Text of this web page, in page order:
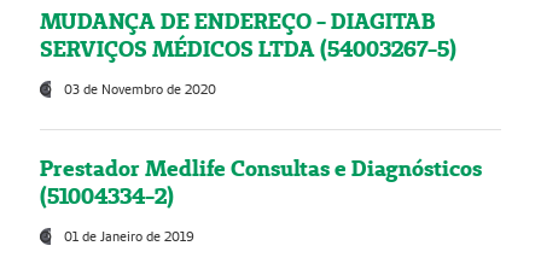
MUDANÇA DE ENDEREÇO - DIAGITAB
SERVIÇOS MÉDICOS LTDA (54003267-5)
03 de Novembro de 2020
Prestador Medlife Consultas e Diagnósticos
(51004334-2)
01 de Janeiro de 2019